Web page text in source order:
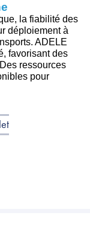
la fiabilité des
déploiement à
ADELE
favorisant des
ressources
pour